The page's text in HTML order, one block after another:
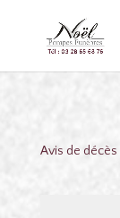
Avis de décès